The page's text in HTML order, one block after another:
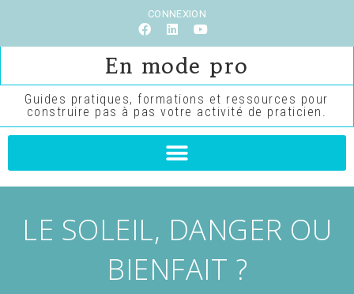
CONNEXION
En mode pro
Guides pratiques, formations et ressources pour
construire pas à pas votre activité de praticien.
LE SOLEIL, DANGER OU
BIENFAIT ?